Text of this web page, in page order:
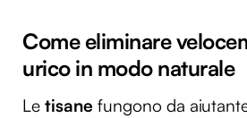
Come eliminare
urico in modo naturale
Le tisane fungono da